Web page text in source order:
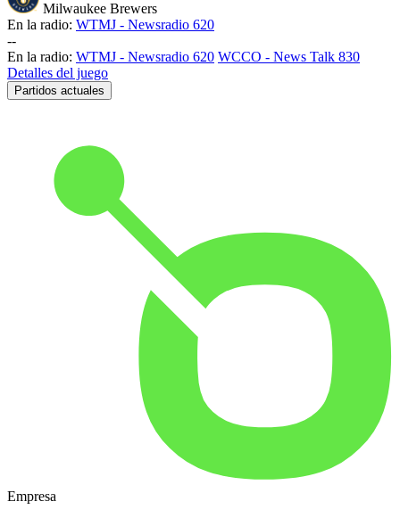
Milwaukee Brewers
En la radio: WTMJ - Newsradio 620
--
En la radio: WTMJ - Newsradio 620 WCCO - News Talk 830
Detalles del juego
Partidos actuales
Empresa